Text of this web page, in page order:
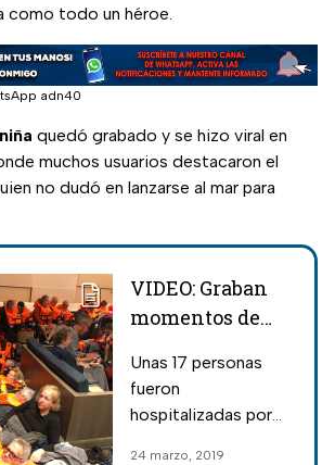
como todo un héroe.
adn40
quedó grabado y se hizo viral en
muchos usuarios destacaron el
no dudó en lanzarse al mar para
VIDEO: Graban
momentos de
crucero
averiado en
Unas 17 personas
fueron
hospitalizadas por
24 marzo, 2019